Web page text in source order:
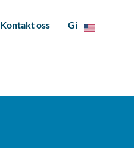
Kontakt oss Gi